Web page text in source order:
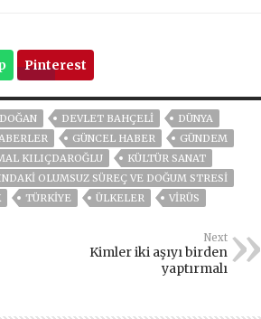
Pinterest
DEVLET BAHÇELİ
DÜNYA
GÜNCEL HABER
GÜNDEM
KILIÇDAROĞLU
KÜLTÜR SANAT
OLUMSUZ SÜREÇ VE DOĞUM STRESİ
TÜRKİYE ÜLKELER VIRÜS
Next
Kimler iki aşıyı birden
yaptırmalı